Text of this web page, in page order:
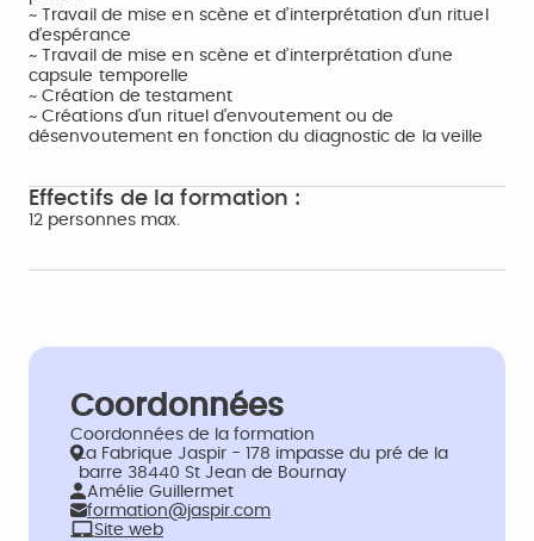
~ Travail de mise en scène et d’interprétation d’un rituel
d’espérance
~ Travail de mise en scène et d’interprétation d’une
capsule temporelle
~ Création de testament
~ Créations d’un rituel d’envoutement ou de
désenvoutement en fonction du diagnostic de la veille
Effectifs de la formation :
12 personnes max.
Coordonnées
Coordonnées de la formation
La Fabrique Jaspir - 178 impasse du pré de la
barre 38440 St Jean de Bournay
Amélie Guillermet
formation@jaspir.com
Site web